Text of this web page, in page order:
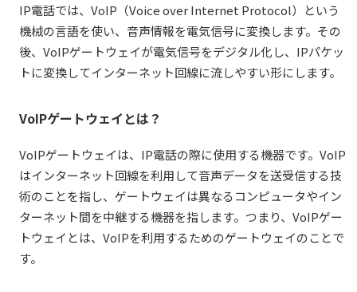
IP電話では、VoIP（Voice over Internet Protocol）という
機械の言語を使い、音声情報を電気信号に変換します。その
後、VoIPゲートウェイが電気信号をデジタル化し、IPパケッ
トに変換してインターネット回線に流しやすい形にします。
VoIPゲートウェイとは？
VoIPゲートウェイは、IP電話の際に使用する機器です。VoIP
はインターネット回線を利用して音声データを送受信する技
術のことを指し、ゲートウェイは異なるコンピュータやイン
ターネット間を中継する機器を指します。つまり、VoIPゲー
トウェイとは、VoIPを利用するためのゲートウェイのことで
す。